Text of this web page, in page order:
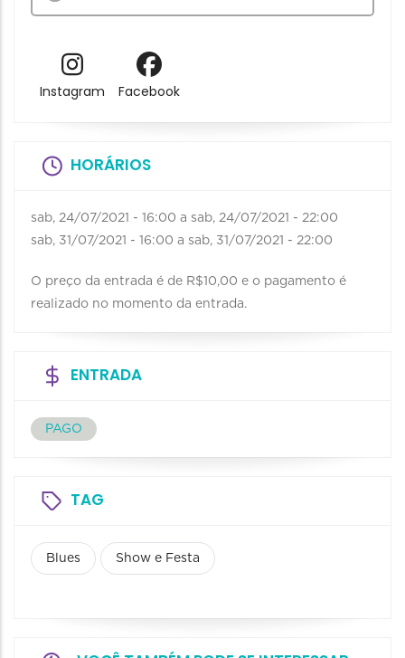
Instagram Facebook
HORÁRIOS
sab, 24/07/2021 - 16:00 a sab, 24/07/2021 - 22:00
sab, 31/07/2021 - 16:00 a sab, 31/07/2021 - 22:00
O preço da entrada é de R$10,00 e o pagamento é
realizado no momento da entrada.
ENTRADA
PAGO
TAG
Blues Show e Festa